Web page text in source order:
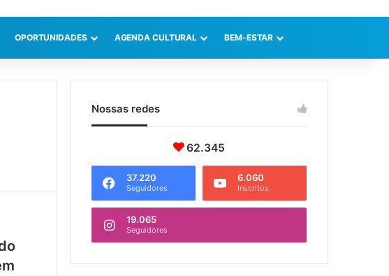
OPORTUNIDADES AGENDA CULTURAL BEM-ESTAR
Nossas redes
62.345
37.220
Seguidores
6.060
Inscritos
19.065
Seguidores